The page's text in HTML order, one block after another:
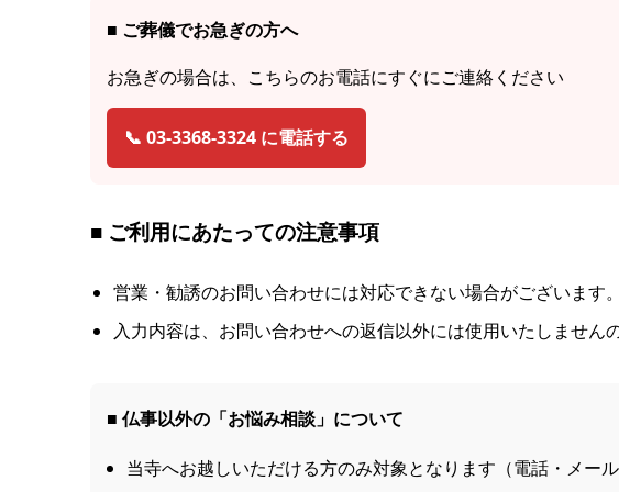
■ ご葬儀でお急ぎの方へ
お急ぎの場合は、こちらのお電話にすぐにご連絡ください
📞 03-3368-3324 に電話する
■ ご利用にあたっての注意事項
営業・勧誘のお問い合わせには対応できない場合がございます。
入力内容は、お問い合わせへの返信以外には使用いたしません
■ 仏事以外の「お悩み相談」について
当寺へお越しいただける方のみ対象となります（電話・メー